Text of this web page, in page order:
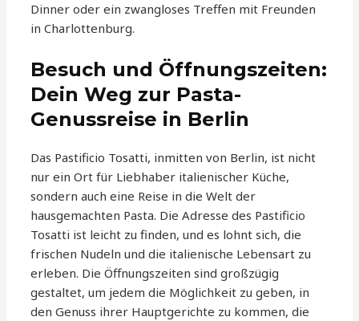
Dinner oder ein zwangloses Treffen mit Freunden
in Charlottenburg.
Besuch und Öffnungszeiten:
Dein Weg zur Pasta-
Genussreise in Berlin
Das Pastificio Tosatti, inmitten von Berlin, ist nicht
nur ein Ort für Liebhaber italienischer Küche,
sondern auch eine Reise in die Welt der
hausgemachten Pasta. Die Adresse des Pastificio
Tosatti ist leicht zu finden, und es lohnt sich, die
frischen Nudeln und die italienische Lebensart zu
erleben. Die Öffnungszeiten sind großzügig
gestaltet, um jedem die Möglichkeit zu geben, in
den Genuss ihrer Hauptgerichte zu kommen, die